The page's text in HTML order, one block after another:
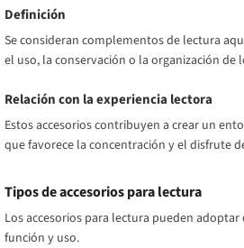
Definición
Se consideran complementos de lectura
el uso, la conservación o la organización
Relación con la experiencia lectora
Estos accesorios contribuyen a crear un
que favorece la concentración y el disfrute
Tipos de accesorios para lectura
Los accesorios para lectura pueden
función y uso.